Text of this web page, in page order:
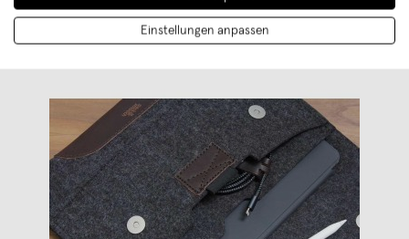
Einstellungen anpassen